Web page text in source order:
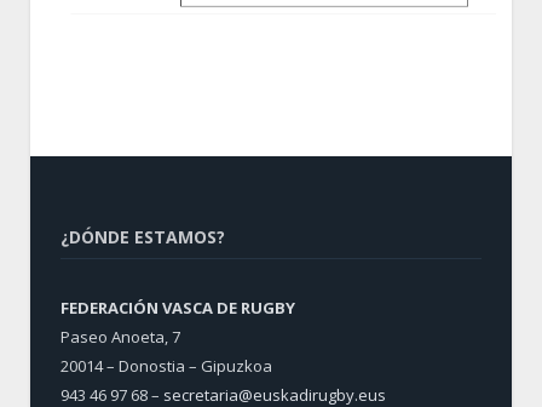
¿DÓNDE ESTAMOS?
FEDERACIÓN VASCA DE RUGBY
Paseo Anoeta, 7
20014 – Donostia – Gipuzkoa
943 46 97 68 – secretaria@euskadirugby.eus